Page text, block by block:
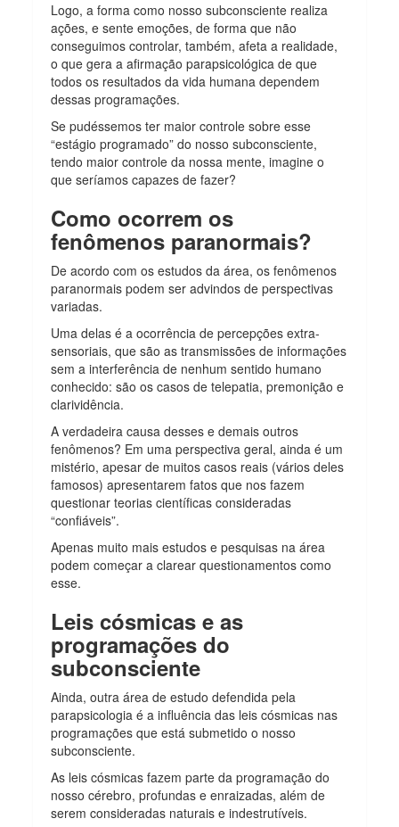
Logo, a forma como nosso subconsciente realiza
ações, e sente emoções, de forma que não
conseguimos controlar, também, afeta a realidade,
o que gera a afirmação parapsicológica de que
todos os resultados da vida humana dependem
dessas programações.
Se pudéssemos ter maior controle sobre esse
“estágio programado” do nosso subconsciente,
tendo maior controle da nossa mente, imagine o
que seríamos capazes de fazer?
Como ocorrem os
fenômenos paranormais?
De acordo com os estudos da área, os fenômenos
paranormais podem ser advindos de perspectivas
variadas.
Uma delas é a ocorrência de percepções extra-
sensoriais, que são as transmissões de informações
sem a interferência de nenhum sentido humano
conhecido: são os casos de telepatia, premonição e
clarividência.
A verdadeira causa desses e demais outros
fenômenos? Em uma perspectiva geral, ainda é um
mistério, apesar de muitos casos reais (vários deles
famosos) apresentarem fatos que nos fazem
questionar teorias científicas consideradas
“confiáveis”.
Apenas muito mais estudos e pesquisas na área
podem começar a clarear questionamentos como
esse.
Leis cósmicas e as
programações do
subconsciente
Ainda, outra área de estudo defendida pela
parapsicologia é a influência das leis cósmicas nas
programações que está submetido o nosso
subconsciente.
As leis cósmicas fazem parte da programação do
nosso cérebro, profundas e enraizadas, além de
serem consideradas naturais e indestrutíveis.